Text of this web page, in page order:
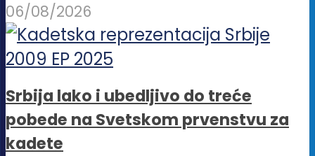
06/08/2026
Srbija lako i ubedljivo do treće
pobede na Svetskom prvenstvu za
kadete